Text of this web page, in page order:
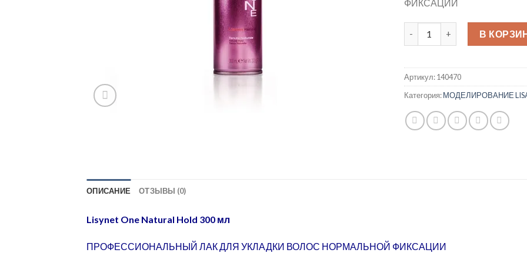
ФИКСАЦИИ
Количество товара Lisynet
В
Артикул:140470
Категория:МОДЕЛИРОВАНИЕ
ОПИСАНИЕ ОТЗЫВЫ (0)
Lisynet One Natural Hold 300 мл
ПРОФЕССИОНАЛЬНЫЙ ЛАК ДЛЯ УКЛАДКИ ВОЛОС НОРМАЛЬНОЙ ФИКСАЦИИ